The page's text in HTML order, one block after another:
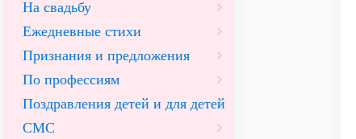
На свадьбу
Ежедневные стихи
Признания и предложения
По профессиям
Поздравления детей и для детей
СМС